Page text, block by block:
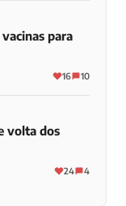
para
16 10
volta dos
24 4